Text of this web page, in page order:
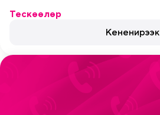
Тескөөлөр
Кененирээк